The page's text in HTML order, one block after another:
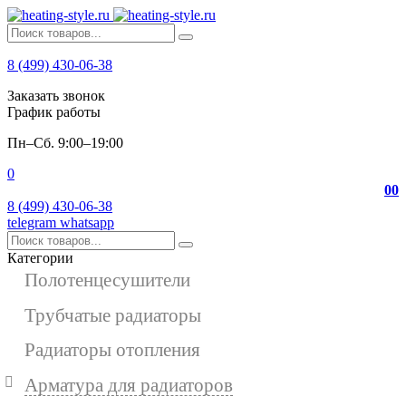
8 (499) 430-06-38
Заказать звонок
График работы
Пн–Сб. 9:00–19:00
0
00
8 (499) 430-06-38
telegram whatsapp
Категории
Полотенцесушители
Трубчатые радиаторы
Радиаторы отопления
Арматура для радиаторов